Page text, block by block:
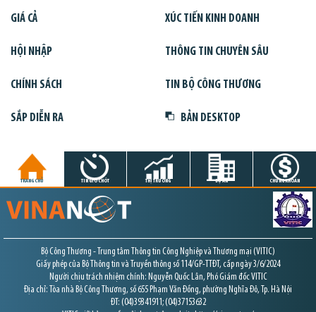
GIÁ CẢ XÚC TIẾN KINH DOANH
HỘI NHẬP THÔNG TIN CHUYÊN SÂU
CHÍNH SÁCH TIN BỘ CÔNG THƯƠNG
SẮP DIỄN RA BẢN DESKTOP
TRANG CHỦ TIN GIỜ CHÓT THỊ TRƯỜNG DỰ ÁN CHỨNG KHOÁN
Bộ Công Thương - Trung tâm Thông tin Công Nghiệp và Thương mại (VITIC)
Giấy phép của Bộ Thông tin và Truyền thông số 114/GP-TTĐT, cấp ngày 3/6/2024
Người chịu trách nhiệm chính: Nguyễn Quốc Lân, Phó Giám đốc VITIC
Địa chỉ: Tòa nhà Bộ Công Thương, số 655 Phạm Văn Đồng, phường Nghĩa Đô, Tp. Hà Nội
ĐT: (04)39341911; (04)37153632